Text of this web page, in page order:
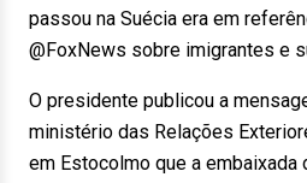
passou na Suécia era em
@FoxNews sobre imigrantes e
O presidente publicou a
ministério das Relações
em Estocolmo que a embaixada